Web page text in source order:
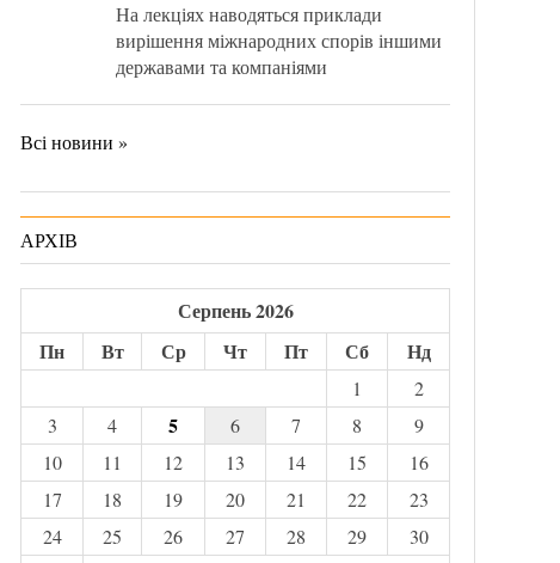
На лекціях наводяться приклади
вирішення міжнародних спорів іншими
державами та компаніями
Всі новини »
АРХІВ
Серпень 2026
Пн
Вт Ср Чт Пт Сб Нд
1
2
3
4 5 6 7 8
9
10
11 12 13 14 15
16
17
18 19 20 21 22
23
24
25 26 27 28 29
30